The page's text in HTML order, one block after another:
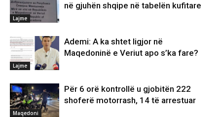
Lajme
në gjuhën shqipe në tabelën kufitare
Lajme
Ademi: A ka shtet ligjor në
Maqedoninë e Veriut apo s’ka fare?
Maqedoni
Për 6 orë kontrollë u gjobitën 222
shoferë motorrash, 14 të arrestuar